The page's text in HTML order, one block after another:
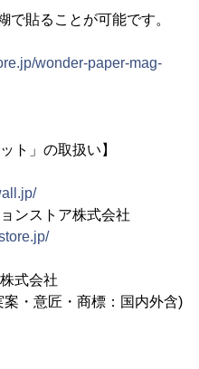
貼ることが可能です。
wonder-paper-mag-
ト」の取扱い】
ストア株式会社
式会社
意匠・商標：国内外含)